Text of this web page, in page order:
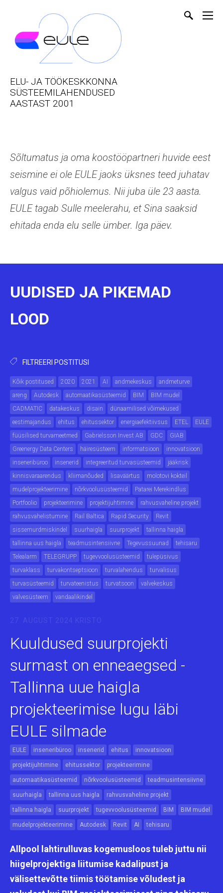
ELU- JA TÖÖKESKKONNA
SÜSTEEMILAHENDUSED
AASTAST 2001
Sõltumatus ja oma koostööpartneri huvide eest
seismine ei ole EULE jaoks üksnes teed juhatav
valgus vaid põhiolemus. Nii juba üle 23 aasta.
EULE tagab Sulle meelerahu, et Sina saaksid
ehitada enda elu selle ümber. Iga päev.
UUDISED JA PIKEMAD
LOOD
FILTREERI POSTITUSI
Kõik postitused 2020 2021 AI andmekeskus
andmeturve
areng
Autodesk automaatikasüsteemid BIM
BIM mudel
CADMATIC
datakeskus disain
dünaamilised võimekused
eestimajandus
ehitus ehitussektor energiaefektiivsus ETEL
EULE
füüsilised turvameetmed
Gabrielsson Invest AB GDC
GIAB
Greenergy Data Centers
häiresüsteem informatsioon
innovatsioon
inseneribüroo
insenerid integreeritud turvasüsteemid
jääkrisk
kinnisvaraarendus
kliimanõuded lisaväärtus
molotovi kokteil
mudelprojekteerimine
nõrkvoolusüsteemid
Patarei Merekindlus
Portfoolio
projekteerimine projektijuhtimine
rahvusvaheline projekt
rahvusvahelistumine
Rail Baltica Rapid Security
Revit
sissemurdmiskindel
suurhaigla suurprojekt
tallinna haigla
tallinna uus haigla
teadmusintensiivne Tegevussuunad
tehisaru
Telealarm
TELEGRUPP tugevvoolusüsteemid
tulepüsivus
turvaklass
turvakontseptsioon turvalahendus
turvalisus
turvasüsteemid
turvateenistus turvatsoon
valvekeskus
valvesüsteem
vandaalikindel
27. AUGUST 2024 KRISTO
Kuuldused suurprojekti
surmast on enneaegsed -
Tallinna uue haigla
projekteerimise lugu läbi
EULE silmade
EULE inseneribüroo insenerid ehitus innovatsioon
projektijuhtimine ehitussektor projekteerimine
automaatikasüsteemid nõrkvoolusüsteemid teadmusintensiivne
suurhaigla tallinna uus haigla rahvusvaheline projekt
tallinna haigla suurprojekt tugevvoolusüsteemid BIM BIM mudel
mudelprojekteerimine Autodesk Revit AI tehisaru
Allpool lahtirulluvas kogemusloos tuleb juttu nii
hiigelprojektiga liitumise kadalipust ja
välisettevõtte tiimis töötamise võludest ja